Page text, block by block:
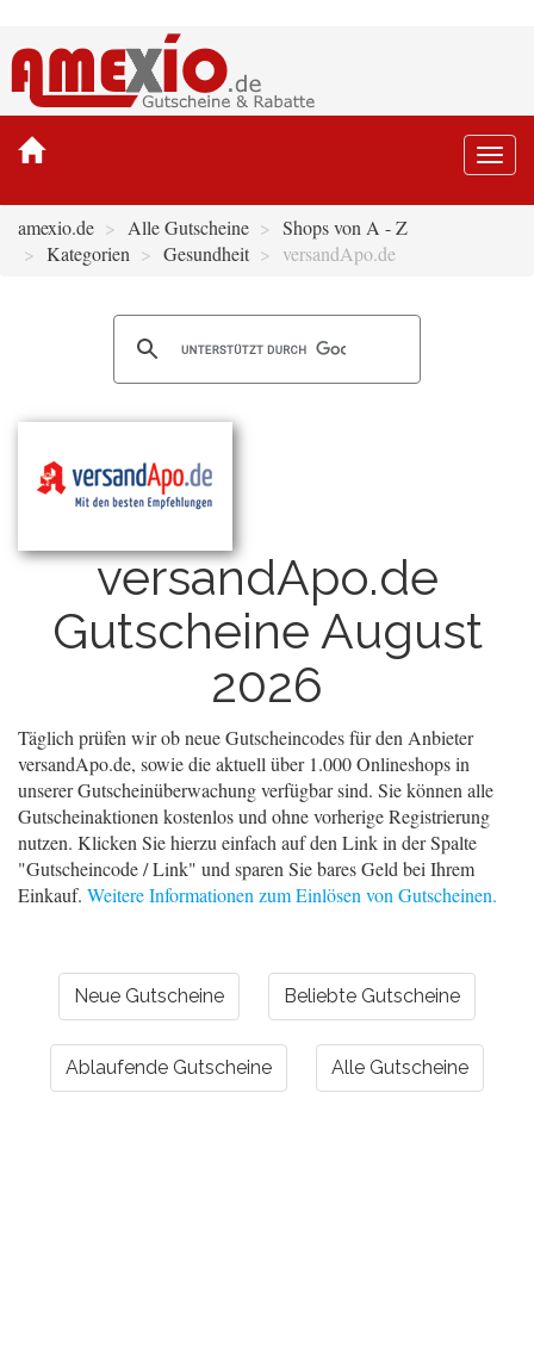
amexio.de Alle Gutscheine
Shops von A - Z
Kategorien
Gesundheit versandApo.de
versandApo.de
Gutscheine August
2026
Täglich prüfen wir ob neue Gutscheincodes für den Anbieter
versandApo.de, sowie die aktuell über 1.000 Onlineshops in
unserer Gutscheinüberwachung verfügbar sind. Sie können alle
Gutscheinaktionen kostenlos und ohne vorherige Registrierung
nutzen. Klicken Sie hierzu einfach auf den Link in der Spalte
"Gutscheincode / Link" und sparen Sie bares Geld bei Ihrem
Einkauf. Weitere Informationen zum Einlösen von Gutscheinen.
Neue Gutscheine Beliebte Gutscheine
Ablaufende Gutscheine Alle Gutscheine